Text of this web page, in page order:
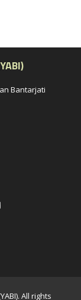
Bantarjati
All rights